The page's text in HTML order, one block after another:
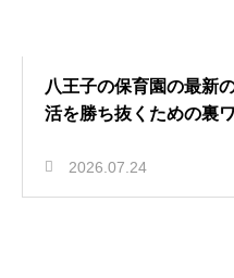
八王子の保育園の最新
活を勝ち抜くための裏
2026.07.24